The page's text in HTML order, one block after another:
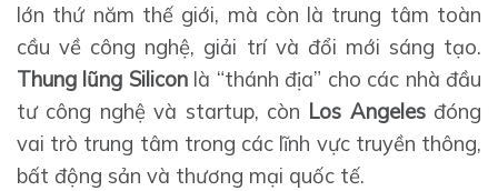
lớn thứ năm thế giới, mà còn là trung tâm toàn
cầu về công nghệ, giải trí và đổi mới sáng tạo.
Thung lũng Siliconlà “thánh địa” cho các nhà đầu
tư công nghệ và startup, còn Los Angelesđóng
vai trò trung tâm trong các lĩnh vực truyền thông,
bất động sản và thương mại quốc tế.